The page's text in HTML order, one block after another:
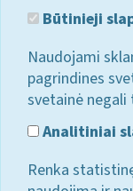
Būtinieji
Naudojami
pagrindines
svetainė
Analitiniai
Renka